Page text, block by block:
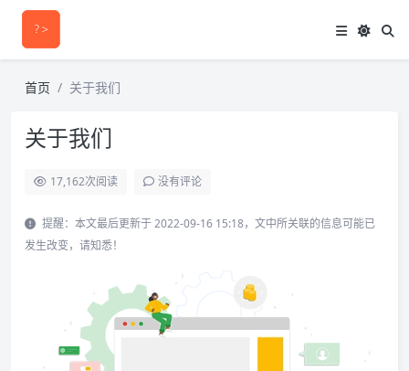
首页 关于我们
关于我们
17,162次阅读 没有评论
提醒：本文最后更新于 2022-09-16 15:18，文中所关联的信息可能已
发生改变，请知悉！